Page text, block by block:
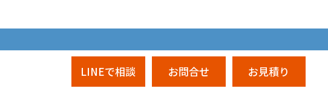
LINEで相談 お問合せ お見積り